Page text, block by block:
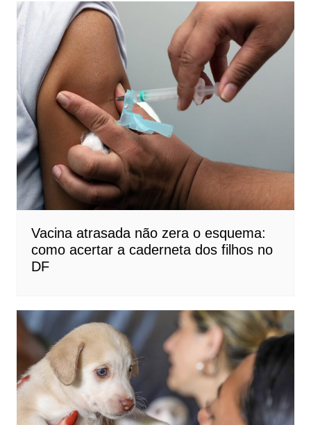
Vacina atrasada não zera o esquema:
como acertar a caderneta dos filhos no
DF